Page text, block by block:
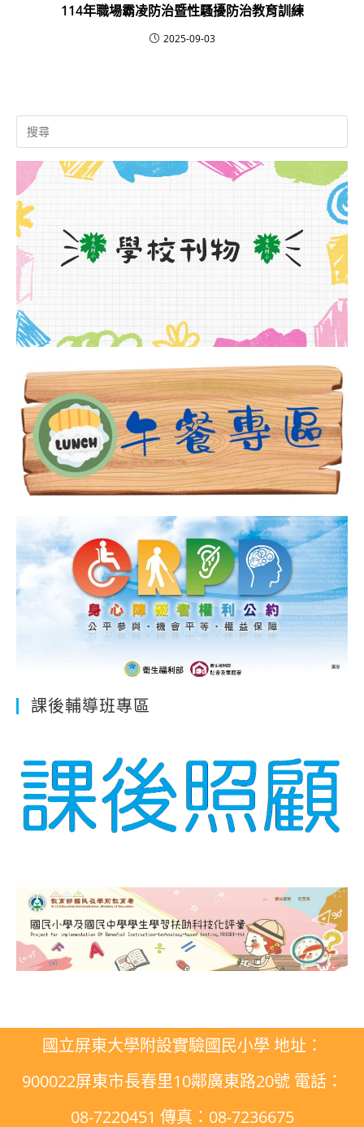
114年職場霸凌防治暨性騷擾防治教育訓練
2025-09-03
Search
for:
課後輔導班專區
國立屏東大學附設實驗國民小學 地址：
900022屏東市長春里10鄰廣東路20號 電話：
08-7220451 傳真：08-7236675